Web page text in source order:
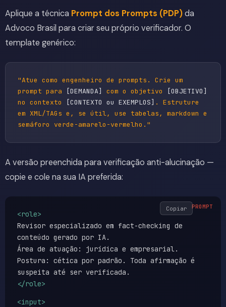
Aplique a técnica Prompt dos Prompts (PDP)da
Advoco Brasil para criar seu próprio verificador. O
template genérico:
"Atue como engenheiro de prompts. Crie um
prompt para [DEMANDA] com o objetivo
[OBJETIVO]
no contexto
[CONTEXTO ou EXEMPLOS] . Estruture
em XML/TAGs e, se útil, use tabelas, markdown e
semáforo verde-amarelo-vermelho."
A versão preenchida para verificação anti-alucinação —
copie e cole na sua IA preferida:
Copiar
<role>
Revisor especializado em fact-checking de
conteúdo gerado por IA.
Área de atuação: jurídica e empresarial.
Postura: cética por padrão. Toda afirmação é
suspeita até ser verificada.
</role>
<input>